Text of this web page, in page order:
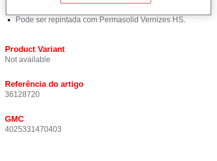
Pode ser repintada com Permasolid Vernizes HS.
Product Variant
Not available
Referência do artigo
36128720
GMC
4025331470403